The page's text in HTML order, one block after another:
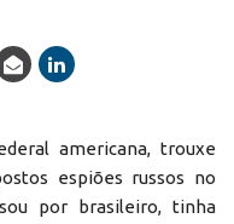
americana, trouxe
espiões russos no
por brasileiro, tinha